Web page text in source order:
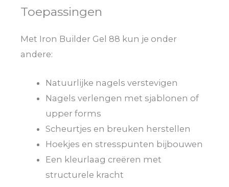
Toepassingen
Met Iron Builder Gel 88 kun je onder
andere:
Natuurlijke nagels verstevigen
Nagels verlengen met sjablonen of
upper forms
Scheurtjes en breuken herstellen
Hoekjes en stresspunten bijbouwen
Een kleurlaag creëren met
structurele kracht